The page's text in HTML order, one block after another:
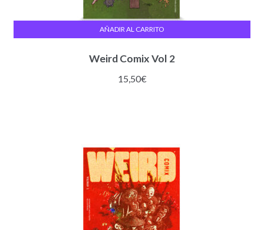
Weird Comix Vol 2
15,50€
AÑADIR AL CARRITO